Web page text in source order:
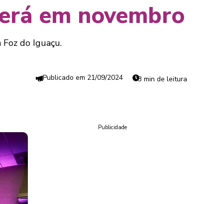
em novembro
do Iguaçu.
21/09/2024 3 min de leitura
Publicidade